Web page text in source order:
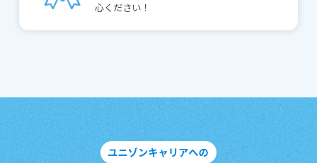
心ください！